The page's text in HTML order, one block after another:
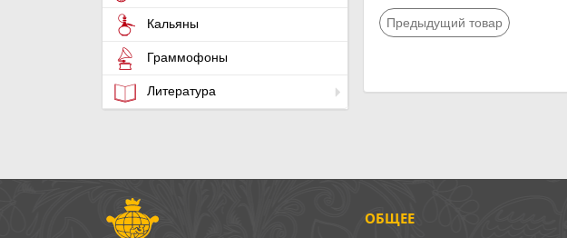
Кальяны
Граммофоны
Литература
Предыдущий товар
ОБЩЕЕ